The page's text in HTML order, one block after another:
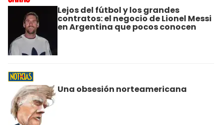
Lejos del fútbol y los grandes
contratos: el negocio de Lionel Messi
en Argentina que pocos conocen
Una obsesión norteamericana